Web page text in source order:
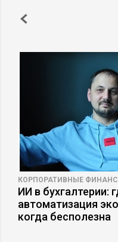
КОРПОРАТИВНЫЕ
ИИ в бухгалтерии:
автоматизация
когда бесполезна